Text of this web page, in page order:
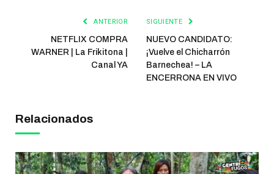
ANTERIOR
NETFLIX COMPRA
WARNER | La Frikitona |
Canal YA
SIGUIENTE
NUEVO CANDIDATO:
¡Vuelve el Chicharrón
Barnechea! – LA
ENCERRONA EN VIVO
Relacionados